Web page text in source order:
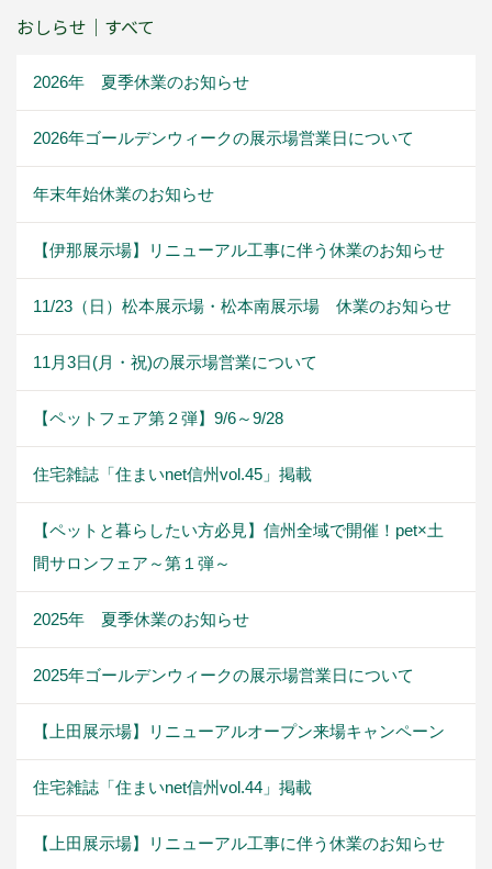
おしらせ｜すべて
2026年 夏季休業のお知らせ
2026年ゴールデンウィークの展示場営業日について
年末年始休業のお知らせ
【伊那展示場】リニューアル工事に伴う休業のお知らせ
11/23（日）松本展示場・松本南展示場 休業のお知らせ
11月3日(月・祝)の展示場営業について
【ペットフェア第２弾】9/6～9/28
住宅雑誌「住まいnet信州vol.45」掲載
【ペットと暮らしたい方必見】信州全域で開催！pet×土
間サロンフェア～第１弾～
2025年 夏季休業のお知らせ
2025年ゴールデンウィークの展示場営業日について
【上田展示場】リニューアルオープン来場キャンペーン
住宅雑誌「住まいnet信州vol.44」掲載
【上田展示場】リニューアル工事に伴う休業のお知らせ